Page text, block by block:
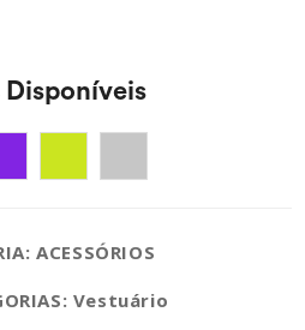
Disponíveis
ACESSÓRIOS
Vestuário